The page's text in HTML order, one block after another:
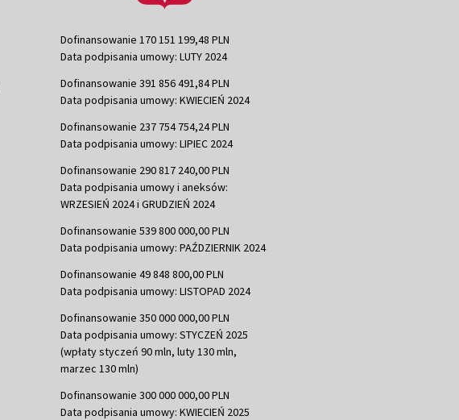
Dofinansowanie 170 151 199,48 PLN
Data podpisania umowy: LUTY 2024
Dofinansowanie 391 856 491,84 PLN
Data podpisania umowy: KWIECIEŃ 2024
Dofinansowanie 237 754 754,24 PLN
Data podpisania umowy: LIPIEC 2024
Dofinansowanie 290 817 240,00 PLN
Data podpisania umowy i aneksów:
WRZESIEŃ 2024 i GRUDZIEŃ 2024
Dofinansowanie 539 800 000,00 PLN
Data podpisania umowy: PAŹDZIERNIK 2024
Dofinansowanie 49 848 800,00 PLN
Data podpisania umowy: LISTOPAD 2024
Dofinansowanie 350 000 000,00 PLN
Data podpisania umowy: STYCZEŃ 2025
(wpłaty styczeń 90 mln, luty 130 mln,
marzec 130 mln)
Dofinansowanie 300 000 000,00 PLN
Data podpisania umowy: KWIECIEŃ 2025